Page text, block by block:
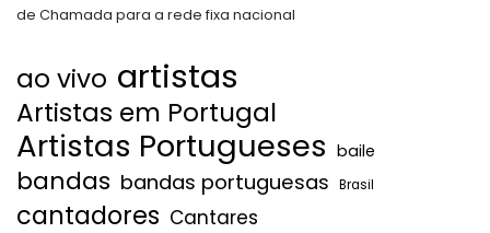
de Chamada para a rede fixa nacional
ao vivo artistas
Artistas em Portugal
Artistas Portugueses baile
bandas bandas portuguesas Brasil
cantadores Cantares